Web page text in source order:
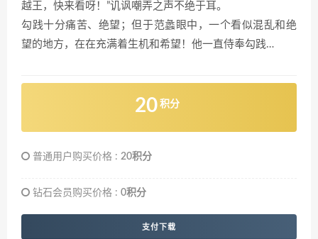
越王，快来看呀！”讥讽嘲弄之声不绝于耳。
勾践十分痛苦、绝望；但于范蠡眼中，一个看似混乱和绝
望的地方，在在充满着生机和希望！他一直侍奉勾践…
20 积分
普通用户购买价格 : 20积分
钻石会员购买价格 : 0积分
支付下载